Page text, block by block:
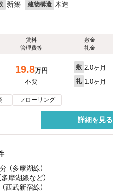
新築 建物構造 木造
賃料
管理費等
敷金
礼金
19.8万円
不要
敷 2.0ヶ月
礼 1.0ヶ月
フローリング
詳細を見る
分 （多摩湖線）
多摩湖線など）
西武新宿線）